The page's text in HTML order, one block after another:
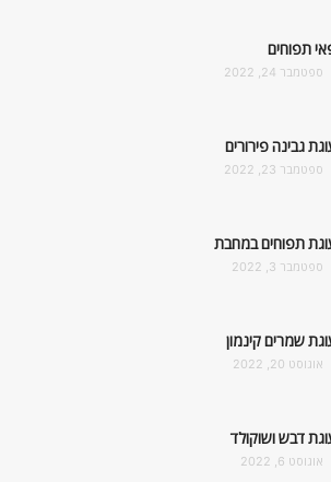
תפוחים
ספטמבר 24, 2022
גבינה פירורים
ספטמבר 23, 2022
תפוחים במחבת
ספטמבר 3, 2022
שמרים קינמון
אוגוסט 20, 2022
דבש ושוקולד
אוגוסט 6, 2022